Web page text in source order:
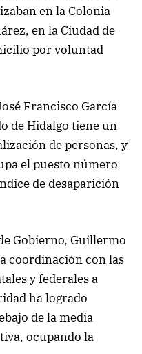
en la Colonia
en la Ciudad de
por voluntad
Francisco García
de Hidalgo tiene un
de personas, y
el puesto número
de desaparición
Gobierno, Guillermo
coordinación con las
y federales a
ha logrado
de la media
ocupando la